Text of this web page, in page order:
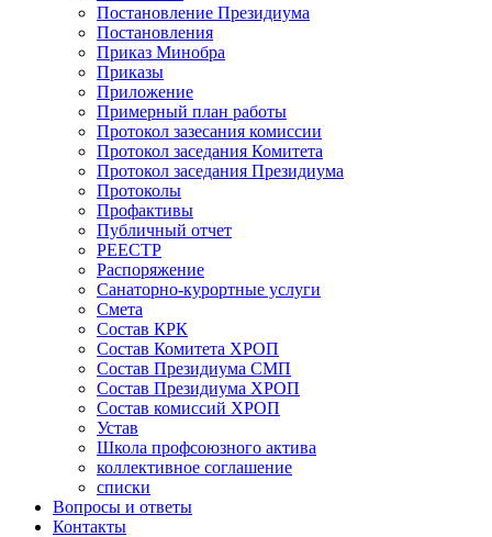
Постановление Президиума
Постановления
Приказ Минобра
Приказы
Приложение
Примерный план работы
Протокол зазесания комиссии
Протокол заседания Комитета
Протокол заседания Президиума
Протоколы
Профактивы
Публичный отчет
РЕЕСТР
Распоряжение
Санаторно-курортные услуги
Смета
Состав КРК
Состав Комитета ХРОП
Состав Президиума СМП
Состав Президиума ХРОП
Состав комиссий ХРОП
Устав
Школа профсоюзного актива
коллективное соглашение
списки
Вопросы и ответы
Контакты